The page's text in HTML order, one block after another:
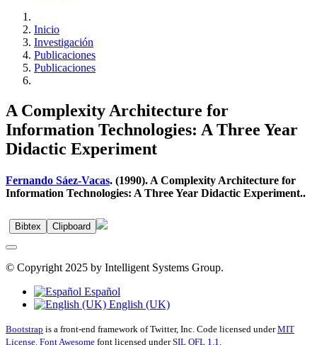
Inicio
Investigación
Publicaciones
Publicaciones
A Complexity Architecture for
Information Technologies: A Three Year
Didactic Experiment
Fernando Sáez-Vacas. (1990). A Complexity Architecture for
Information Technologies: A Three Year Didactic Experiment..
Bibtex Clipboard
© Copyright 2025 by Intelligent Systems Group.
Español
English (UK)
Bootstrap is a front-end framework of Twitter, Inc. Code licensed underMIT
License. Font Awesome font licensed underSIL OFL 1.1